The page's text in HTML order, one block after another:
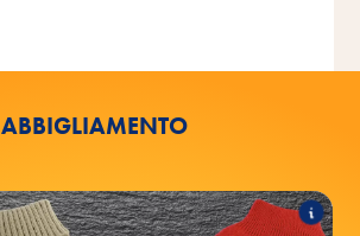
ABBIGLIAMENTO